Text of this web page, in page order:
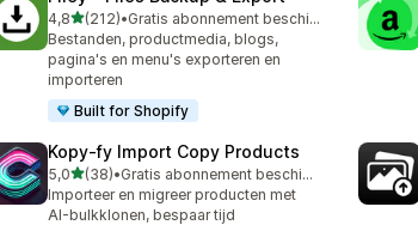
4,8van 5 sterren
(212)
212 recensies in totaal
•
Gratis abonnement beschikbaar
Bestanden, productmedia, blogs,
pagina's en menu's exporteren en
importeren
Built for Shopify
Kopy‑fy Import Copy Products
5,0van 5 sterren
(38)
38 recensies in totaal
•
Gratis abonnement beschikbaar
Importeer en migreer producten met
AI-bulkklonen, bespaar tijd